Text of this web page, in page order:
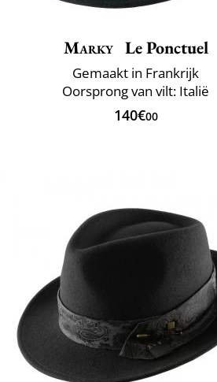
Marky Le Ponctuel
Gemaakt in Frankrijk
Oorsprong van vilt: Italië
140€00